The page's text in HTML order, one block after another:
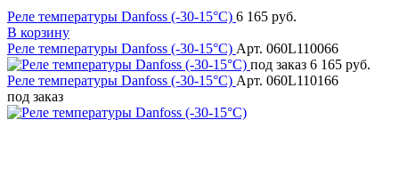
Реле температуры Danfoss (-30-15°C) 6 165 руб.
В корзину
Реле температуры Danfoss (-30-15°C) Арт. 060L110066
под заказ 6 165 руб.
Реле температуры Danfoss (-30-15°C) Арт. 060L110166
под заказ